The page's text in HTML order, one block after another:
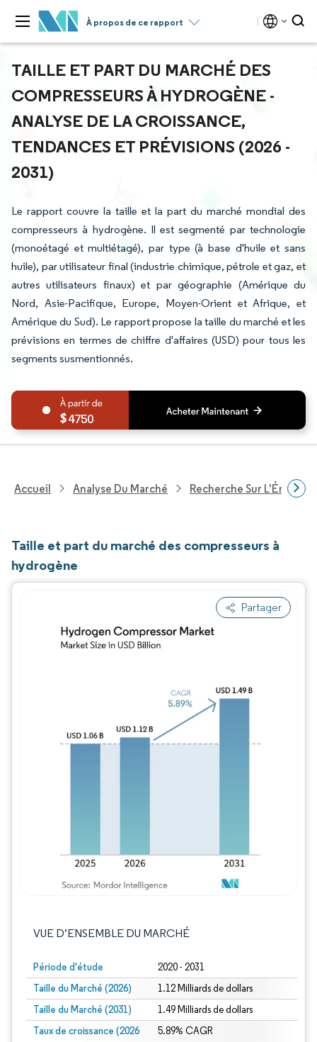
À propos de ce rapport
TAILLE ET PART DU MARCHÉ DES
COMPRESSEURS À HYDROGÈNE -
ANALYSE DE LA CROISSANCE,
TENDANCES ET PRÉVISIONS (2026 -
2031)
Le rapport couvre la taille et la part du marché mondial des
compresseurs à hydrogène. Il est segmenté par technologie
(monoétagé et multiétagé), par type (à base d'huile et sans
huile), par utilisateur final (industrie chimique, pétrole et gaz, et
autres utilisateurs finaux) et par géographie (Amérique du
Nord, Asie-Pacifique, Europe, Moyen-Orient et Afrique, et
Amérique du Sud). Le rapport propose la taille du marché et les
prévisions en termes de chiffre d'affaires (USD) pour tous les
segments susmentionnés.
4750
Accueil Analyse Du Marché Recherche Sur
Taille et part du marché des compresseurs à
hydrogène
Partager
VUE D’ENSEMBLE DU MARCHÉ
Période d'étude 2020 - 2031
Taille du Marché (2026) 1.12 Milliards de dollars
Taille du Marché (2031) 1.49 Milliards de dollars
Taux de croissance (2026
5.89% CAGR